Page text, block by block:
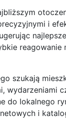
i
reagowanie
szukają
wydarzeniami
lokalnego
i